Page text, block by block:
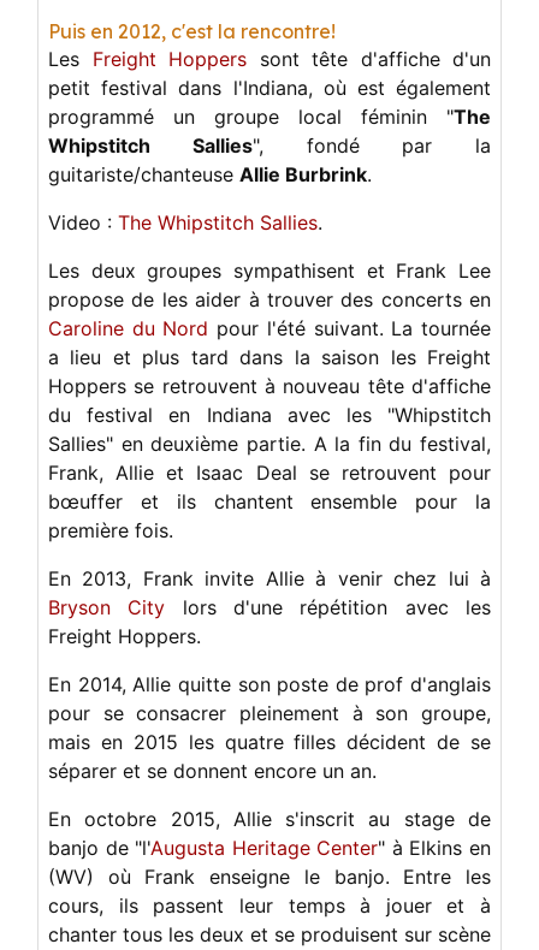
Puis en 2012, c'est la rencontre!
Les Freight Hoppers sont tête d'affiche d'un
petit festival dans l'Indiana, où est également
programmé un groupe local féminin "The
Whipstitch Sallies", fondé par la
guitariste/chanteuse Allie Burbrink.
Video : The Whipstitch Sallies.
Les deux groupes sympathisent et Frank Lee
propose de les aider à trouver des concerts en
Caroline du Nord pour l'été suivant. La tournée
a lieu et plus tard dans la saison les Freight
Hoppers se retrouvent à nouveau tête d'affiche
du festival en Indiana avec les "Whipstitch
Sallies" en deuxième partie. A la fin du festival,
Frank, Allie et Isaac Deal se retrouvent pour
bœuffer et ils chantent ensemble pour la
première fois.
En 2013, Frank invite Allie à venir chez lui à
Bryson City
lors d'une répétition avec les
Freight Hoppers.
En 2014, Allie quitte son poste de prof d'anglais
pour se consacrer pleinement à son groupe,
mais en 2015 les quatre filles décident de se
séparer et se donnent encore un an.
En octobre 2015, Allie s'inscrit au stage de
banjo de "l'Augusta Heritage Center" à Elkins en
(WV) où Frank enseigne le banjo. Entre les
cours, ils passent leur temps à jouer et à
chanter tous les deux et se produisent sur scène